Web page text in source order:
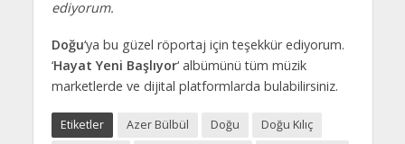
ediyorum.
Doğu‘ya bu güzel röportaj için teşekkür ediyorum.
‘Hayat Yeni Başlıyor‘ albümünü tüm müzik
marketlerde ve dijital platformlarda bulabilirsiniz.
Etiketler Azer Bülbül Doğu
Doğu Kılıç